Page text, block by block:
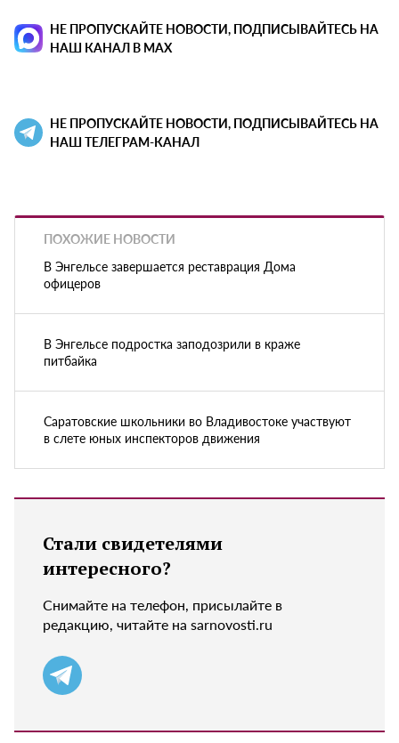
НЕ ПРОПУСКАЙТЕ НОВОСТИ, ПОДПИСЫВАЙТЕСЬ НА
НАШ КАНАЛ В MAX
НЕ ПРОПУСКАЙТЕ НОВОСТИ, ПОДПИСЫВАЙТЕСЬ НА
НАШ ТЕЛЕГРАМ-КАНАЛ
ПОХОЖИЕ НОВОСТИ
В Энгельсе завершается реставрация Дома
офицеров
В Энгельсе подростка заподозрили в краже
питбайка
Саратовские школьники во Владивостоке участвуют
в слете юных инспекторов движения
Стали свидетелями
интересного?
Снимайте на телефон, присылайте в
редакцию, читайте на sarnovosti.ru